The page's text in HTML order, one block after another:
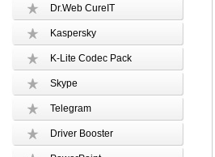
Dr.Web CureIT
Kaspersky
K-Lite Codec Pack
Skype
Telegram
Driver Booster